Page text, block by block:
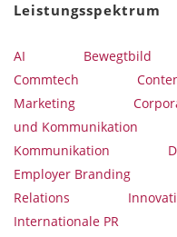
Leistungsspektrum
AI Bewegtbild
Commtech
Marketing
und Kommunikation
Kommunikation
Employer Branding
Relations
Internationale PR